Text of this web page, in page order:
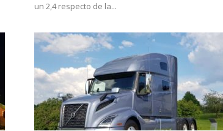
un 2,4 respecto de la...